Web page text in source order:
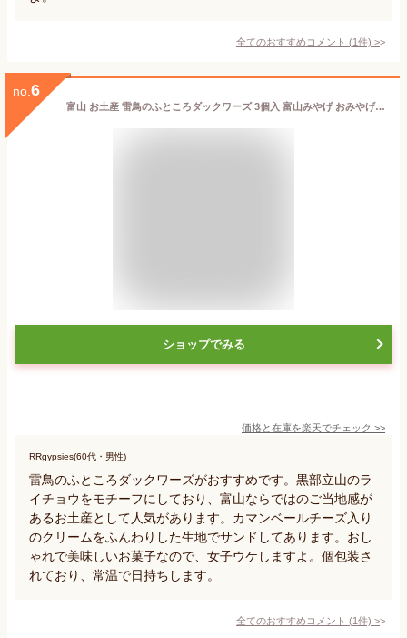
全てのおすすめコメント (1件) >
no. 6
富山 お土産 雷鳥のふところダックワーズ 3個入 富山みやげ おみやげ 立山 黒部 黒部峡谷 黒部ダム アルペンルート ライチョウ らいちょう 県鳥 あいの風
ショップでみる
価格と在庫を楽天でチェック >>
RRgypsies(60代・男性)
雷鳥のふところダックワーズがおすすめです。黒部立山のラ
イチョウをモチーフにしており、富山ならではのご当地感が
あるお土産として人気があります。カマンベールチーズ入り
のクリームをふんわりした生地でサンドしてあります。おし
ゃれで美味しいお菓子なので、女子ウケしますよ。個包装さ
れており、常温で日持ちします。
全てのおすすめコメント (1件) >